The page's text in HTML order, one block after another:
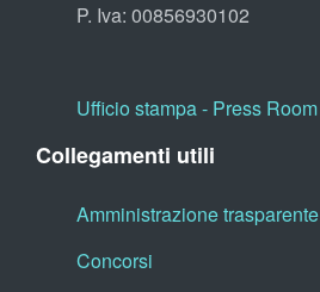
P. Iva: 00856930102
Ufficio stampa - Press Room
Collegamenti utili
Amministrazione trasparente
Concorsi